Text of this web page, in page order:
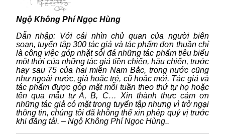
Ngộ Không Phí Ngọc Hùng
Dẫn nhập: Với cái nhìn chủ quan của người biên
soạn, tuyển tập 300 tác giả và tác phẩm đơn thuần chỉ
là công việc góp nhặt sỏi đá những tác phẩm tiêu biểu
một thời của những tác giả tiền chiến, hậu chiến, trước
hay sau 75 của hai miền Nam Bắc, trong nước cũng
như ngoài nước, già hoặc trẻ, cũ hoặc mới. Tác giả và
tác phẩm được góp mặt mỗi tuần theo thứ tự họ hoặc
tên qua mẫu tự A, B, C… Xin thành thực cám ơn
những tác giả có mặt trong tuyển tập nhưng vì trở ngại
thông tin, chúng tôi đã không thể xin phép quý vị trước
khi đăng tải. – Ngộ Không Phí Ngọc Hùng..